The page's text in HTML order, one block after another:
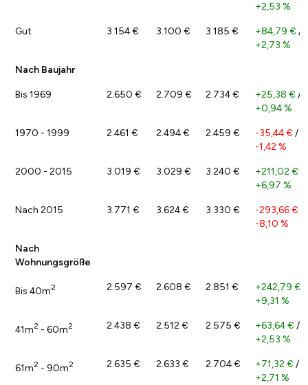
+2,53 %
Gut 3.154 € 3.100 € 3.185 € +84,79 € /
+2,73 %
Nach Baujahr
Bis 1969 2.650 € 2.709 € 2.734 € +25,38 € /
+0,94 %
1970 - 1999 2.461 € 2.494 € 2.459 € -35,44 € /
-1,42 %
2000 - 2015 3.019 € 3.029 € 3.240 € +211,02 €
+6,97 %
Nach 2015 3.771 € 3.624 € 3.330 € -293,66 €
-8,10 %
Nach
Wohnungsgröße
Bis 40m2 2.597 € 2.608 € 2.851 € +242,79 €
+9,31 %
41m2 - 60m2 2.438 € 2.512 € 2.575 € +63,64 € /
+2,53 %
61m2 - 90m2 2.635 € 2.633 € 2.704 € +71,32 € /
+2,71 %